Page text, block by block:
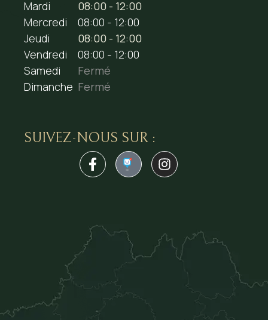
Mardi
08:00 - 12:00
Mercredi
08:00 - 12:00
Jeudi
08:00 - 12:00
Vendredi
08:00 - 12:00
Samedi
Fermé
Dimanche Fermé
SUIVEZ-NOUS SUR :
1